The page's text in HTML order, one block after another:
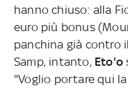
hanno chiuso: alla
euro più bonus
panchina già contro
Samp, intanto, Eto'o
"Voglio portare qui